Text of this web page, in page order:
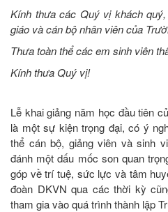
Kính thưa các Quý vị khách
giáo và cán bộ nhân viên của
Thưa toàn thể các em sinh viên
Kính thưa Quý vị!
Lễ khai giảng năm học đầu tiên
là một sự kiện trọng đại, có ý
thể cán bộ, giảng viên và sinh
đánh một dấu mốc son quan
góp về trí tuệ, sức lực và tâm
đoàn DKVN qua các thời kỳ
tham gia vào quá trình thành lập